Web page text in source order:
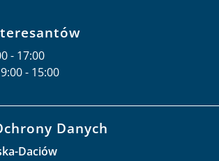
- 17:00
- 15:00
Danych
Daciów